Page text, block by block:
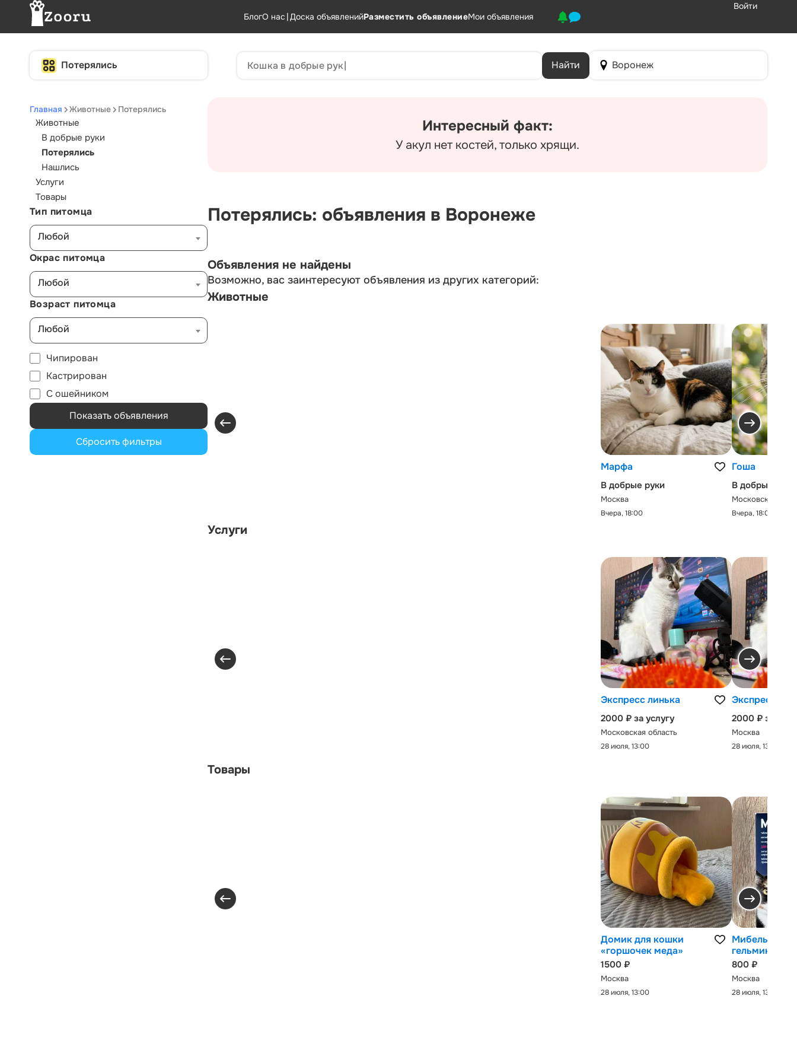
БлогО нас |Доска объявленийРазместить объявлениеМои объявления
Войти
Потерялись Найти Воронеж
Главная Животные Потерялись
Животные
В добрые руки
Потерялись
Нашлись
Услуги
Товары
Тип питомца
Любой
Окрас питомца
Любой
Возраст питомца
Любой
Чипирован
Кастрирован
С ошейником
Показать объявления
Сбросить фильтры
Интересный факт:
У акул нет костей, только хрящи.
Потерялись: объявления в Воронеже
Объявления не найдены
Возможно, вас заинтересуют объявления из других категорий:
Животные
Марфа
В добрые руки
Москва
Вчера, 18:00
Гоша
В добрые руки
Московская
Вчера, 18:00
Услуги
Экспресс линька
2000 ₽ за услугу
Московская область
28 июля, 13:00
Экспресс-
2000 ₽ за
Москва
28 июля, 13:00
Товары
Домик для кошки
«горшочек меда»
1500 ₽
Москва
28 июля, 13:00
Мибельмакс
гельминтов
800 ₽
Москва
28 июля, 13:00